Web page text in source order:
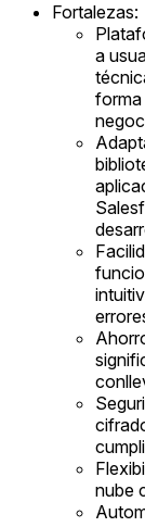
Fortalezas:
a
forma
nube